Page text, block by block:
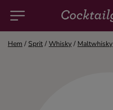
Hem / Sprit / Whisky / Maltwhisky